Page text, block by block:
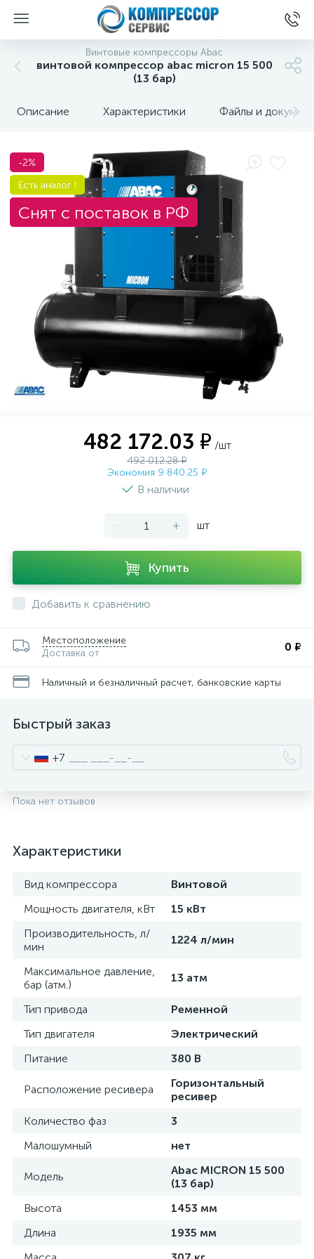
Винтовые компрессоры Abac
винтовой компрессор abac micron 15 500
(13 бар)
Описание Характеристики Файлы и
-2%
Есть аналог !
Снят с поставок в РФ
482 172.03 ₽ /шт
492 012.28 ₽
Экономия 9 840.25 ₽
В наличии
- + шт
Купить
Добавить к сравнению
Местоположение
Доставка от
0 ₽
Наличный и безналичный расчет, банковские карты
Быстрый заказ
+7
Пока нет отзывов
Характеристики
Вид компрессора
Винтовой
Мощность двигателя, кВт
15 кВт
Производительность, л/
мин
1224 л/мин
Максимальное давление,
бар (атм.)
13 атм
Тип привода
Ременной
Тип двигателя
Электрический
Питание
380 В
Расположение ресивера
Горизонтальный
ресивер
Количество фаз
3
Малошумный
нет
Модель
Abac MICRON 15 500
(13 бар)
Высота
1453 мм
Длина
1935 мм